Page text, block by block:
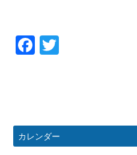
Facebook
カレンダー